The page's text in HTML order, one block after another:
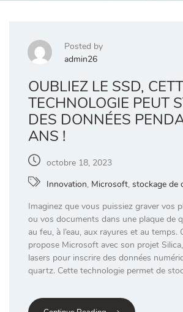
Posted by
admin26
OUBLIEZ LE SSD,
TECHNOLOGIE PEUT
DES DONNÉES
ANS !
octobre 18, 2023
Innovation, Microsoft, stockage de
Imaginez que vous puissiez graver vos
ou vos documents dans une plaque de
au feu, à l’eau, aux rayures et au temps.
propose Microsoft avec son projet
lasers pour inscrire des données
quartz. Cette technologie permet de